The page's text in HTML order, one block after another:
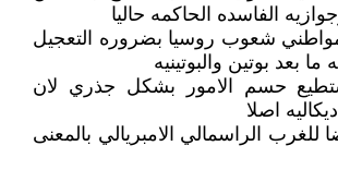
الفاسده الحاكمه حاليا
شعوب روسيا بضروره التعجيل
بعد بوتين والبوتينيه
حسم الامور بشكل جذري لان
اصلا
للغرب الراسمالي الامبريالي بالمعنى